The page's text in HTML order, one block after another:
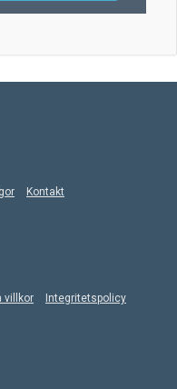
Kontakt
villkor Integritetspolicy